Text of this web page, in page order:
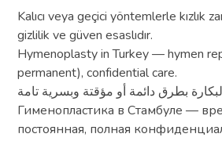
Kalıcı veya geçici yöntemlerle kızlık
gizlilik ve güven esaslıdır.
Hymenoplasty in Turkey — hymen
permanent), confidential care.
Гименопластика в Стамбуле —
постоянная, полная